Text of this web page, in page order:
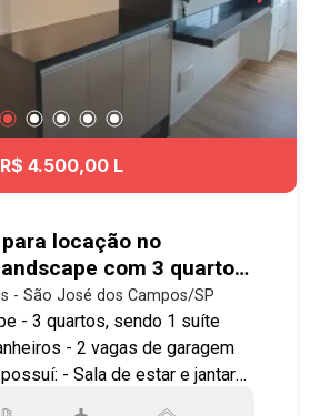
R$ 4.500,00 L
locação no
com 3 quartos
76 m² - No bairro
- SJC
- São José dos Campos/SP
- 3 quartos, sendo 1 suíte
- 2 vagas de garagem